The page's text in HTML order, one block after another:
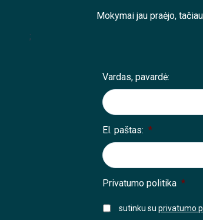
Mokymai jau praėjo,
;
Vardas, pavardė:
El. paštas: *
Privatumo politika *
sutinku suprivatumo